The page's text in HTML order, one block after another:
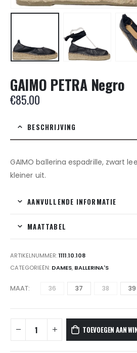
GAIMO PETRA Negro
€85.00
BESCHRIJVING
GAIMO ballerina espadrille, zwart
kleiner uit.
AANVULLENDE INFORMATIE
MAATTABEL
ARTIKELNUMMER:1111.10.108
CATEGORIEËN: DAMES, BALLERINA'S
MAAT 36 37 38 39
TOEVOEGEN AAN